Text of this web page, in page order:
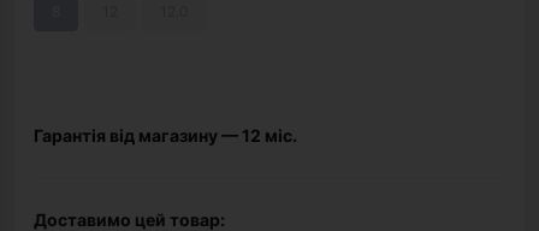
Гарантія від магазину — 12 міс.
Доставимо цей товар: